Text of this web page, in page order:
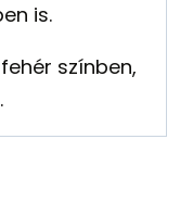
is.
színben,